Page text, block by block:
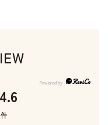
4.6
件